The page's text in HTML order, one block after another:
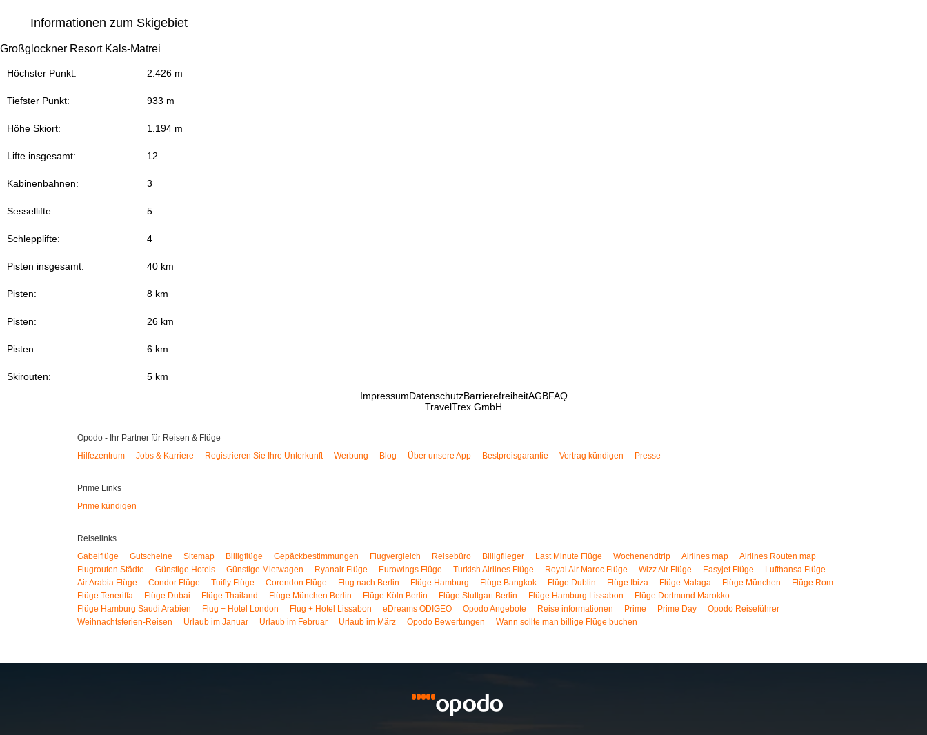
Informationen zum Skigebiet
Großglockner Resort Kals-Matrei
Höchster Punkt: 2.426 m
Tiefster Punkt: 933 m
Höhe Skiort: 1.194 m
Lifte insgesamt: 12
Kabinenbahnen: 3
Sessellifte: 5
Schlepplifte: 4
Pisten insgesamt: 40 km
Pisten: 8 km
Pisten: 26 km
Pisten: 6 km
Skirouten: 5 km
ImpressumDatenschutzBarrierefreiheitAGBFAQ
TravelTrex GmbH